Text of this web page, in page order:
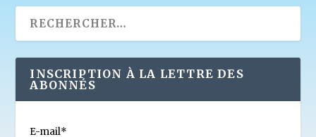
INSCRIPTION À LA LETTRE DES
ABONNÉS
E-mail*